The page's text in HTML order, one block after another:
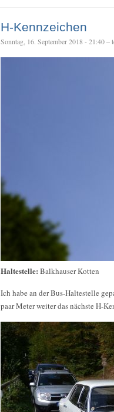
H-Kennzeichen
Sonntag, 16. September 2018 - 21:40 –
Haltestelle: Balkhauser Kotten
Ich habe an der Bus-Haltestelle
paar Meter weiter das nächste H-